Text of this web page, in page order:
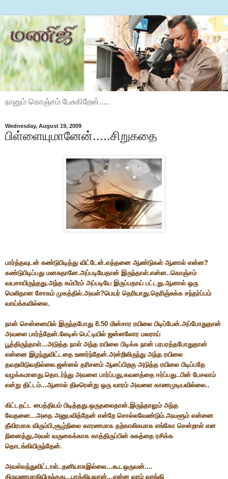
நானும் கொஞ்சம் பேசுகிறேன்.....
Wednesday, August 19, 2009
பிள்ளையுமானேன்.....சிறுகதை
பார்த்தவுடன் கண்டுபிடித்து விட்டேன்.எத்தனை ஆண்டுகள் ஆனால் என்ன?
கண்டுபிடிப்பது மனசுதானே.அப்படியேதான் இருந்தாள்.என்ன..கொஞ்சம்
வயசாயிருந்தது.அந்த கம்பீரம் அப்படியே இருப்பதாய் பட்டது.ஆனால் ஒரு
மெலிதான சோகம் முகத்தில்.அவள்?பெயர் தெரியாது.தெரிஞ்சுக்க சந்தர்ப்பம்
வாய்க்கவில்லை.
நான் சென்னையில் இருந்தபோது 8.50 மின்சார ரயிலை பிடிப்பேன்.அப்போதுதான்
அவளை பார்த்தேன்.லேடிஸ் பெட்டியில் ஜன்னலோர மலராய்
பூத்திருந்தாள்...அடுத்த நாள் அந்த ரயிலை பிடிக்க நான் பரபரத்தபோதுதான்
என்னை இழந்துவிட்டதை உணர்ந்தேன்.அன்றிலிருந்து அந்த ரயிலை
தவறவிடுவதில்லை.ஜன்னல் தரிசனம் ஆனப்பிறகு அடுத்த ரயிலை பிடிப்பதே
வழக்கமானது.தொடர்ந்து அவளை பார்ப்பது,கவனத்தை ஈர்ப்பது..பின் பேசலாம்
என்று திட்டம்...ஆனால் திடீரென்று ஒரு வாரம் அவளை காணமுடியவில்லை..
கிட்டதட்ட பைத்தியம் பிடித்தது.ஒருதலைதான்.இருந்தாலும் அந்த
வேதனை...அதை அனுபவித்தேன் என்றே சொல்லவேண்டும்.அவளூம் என்னை
தீவிரமாக விரும்பி,சூழ்நிலை காரணமாக தற்காலிகமாக எங்கோ சென்றாள் என
நினைத்து,அவள் வருகைக்காக காத்திருப்பின் சுகத்தை ரசிக்க
தொடங்கியிருந்தேன்.
அவள்வந்துவிட்டாள்..தனியாகஇல்லை...கூடஒருவன்....
திருமணமாகியிருந்தது...பாக்கியவான்...என்ன வரம் வாங்கி